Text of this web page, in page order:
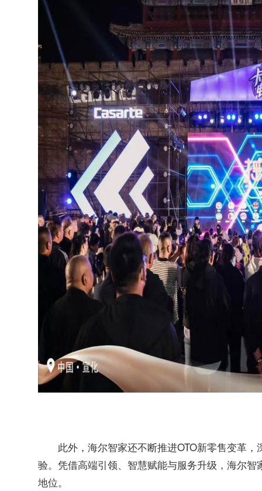
此外，海尔智家还不断推进OTO新零售变革
验。凭借高端引领、智慧赋能与服务升级，海尔
地位。